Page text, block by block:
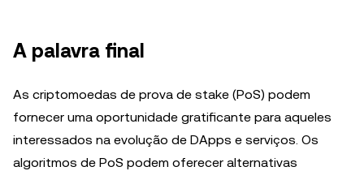
A palavra final
As criptomoedas de prova de stake (PoS) podem
fornecer uma oportunidade gratificante para aqueles
interessados ​​na evolução de DApps e serviços. Os
algoritmos de PoS podem oferecer alternativas